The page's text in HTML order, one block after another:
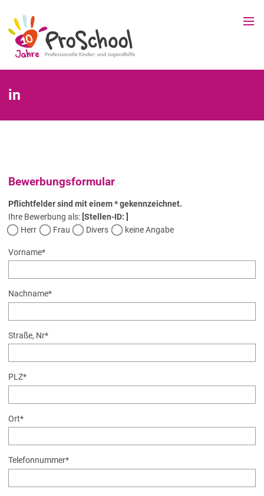
in
Bewerbungsformular
Pflichtfelder sind mit einem * gekennzeichnet.
Ihre Bewerbung als: [Stellen-ID: ]
Herr
Frau Divers keine Angabe
Vorname*
Nachname*
Straße, Nr*
PLZ*
Ort*
Telefonnummer*